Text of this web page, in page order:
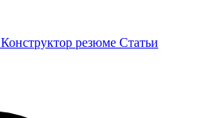
Конструктор резюме Статьи